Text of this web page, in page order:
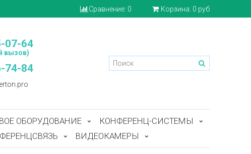
Сравнение: 0 Корзина: 0 руб
07-64
вызов)
74-84
ОБОРУДОВАНИЕ
КОНФЕРЕНЦ-СИСТЕМЫ
ВИДЕОКАМЕРЫ